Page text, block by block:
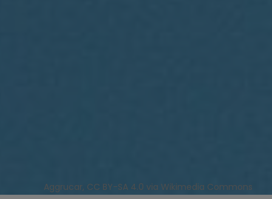
Aggrucar, CC BY-SA 4.0 via Wikimedia Commons